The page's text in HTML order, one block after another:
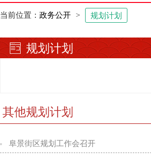
当前位置： 政务公开 > 规划计划
规划计划
其他规划计划
阜景街区规划工作会召开